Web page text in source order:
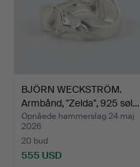
BJÖRN WECKSTRÖM.
Armbånd, "Zelda", 925 søl…
Opnåede hammerslag 24 maj
2026
20 bud
555 USD